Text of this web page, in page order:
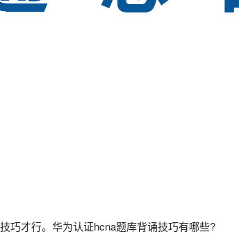
巧才行。华为认证hcna题库背诵技巧有哪些?